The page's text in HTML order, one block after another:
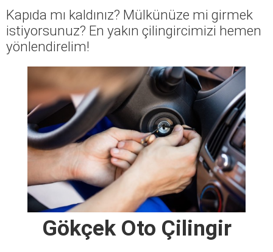
Kapıda mı kaldınız? Mülkünüze mi girmek
istiyorsunuz? En yakın çilingircimizi hemen
yönlendirelim!
Gökçek Oto Çilingir